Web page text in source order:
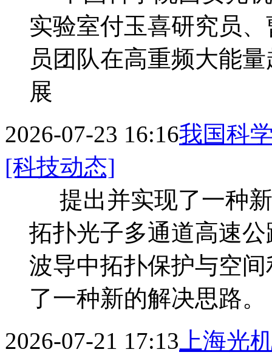
实验室付玉喜研究员
员团队在高重频大能
展
2026-07-23 16:16我国科
[科技动态]
提出并实现了一种
拓扑光子多通道高速
波导中拓扑保护与空
了一种新的解决思路。
2026-07-21 17:13 上海光